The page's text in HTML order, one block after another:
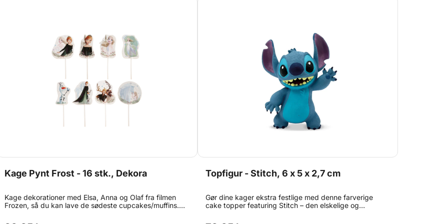
smørcreme eller fondant Skaber et flot og festligt
resultat på få sekunder Med Gurli Gris Sprinkle Mix kan
du nemt forvandle almindeligt bagværk til sjove og
farverige festkreationer, der vil begejstre både små og
store Gurli Gris-fans.
Kage Pynt Frost - 16 stk., Dekora
Kage dekorationer med Elsa, Anna og Olaf fra filmen
Frozen, så du kan lave de sødeste cupcakes/muffins.
Topfigur - Stitch, 6 x 5 x 2,7 cm
Gør dine kager ekstra festlige med denne farverige
cake topper featuring Stitch – den elskelige og